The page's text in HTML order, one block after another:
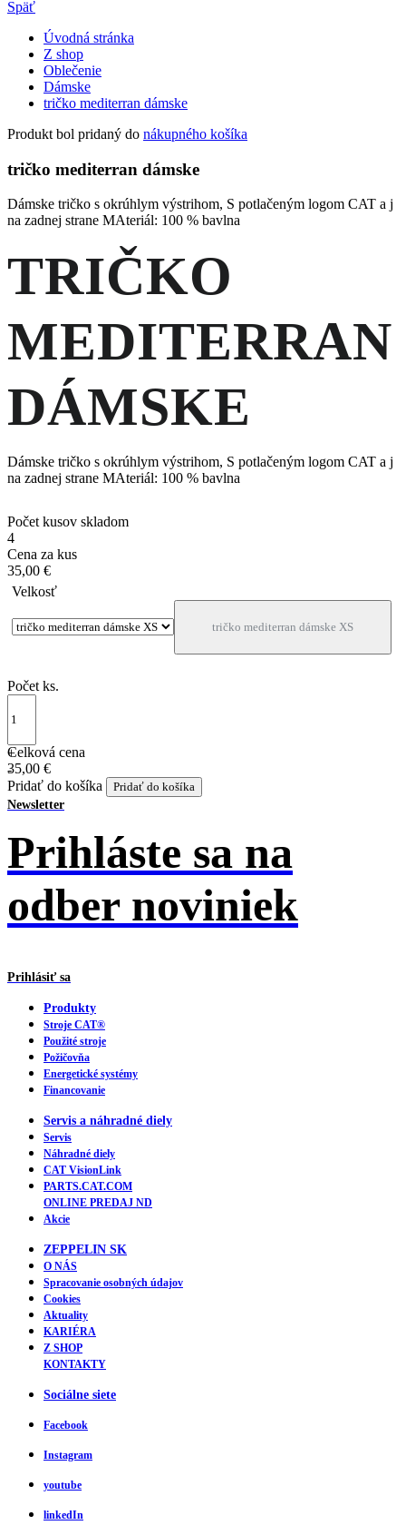
Späť
Úvodná stránka
Z shop
Oblečenie
Dámske
tričko mediterran dámske
Produkt bol pridaný do nákupného košíka
tričko mediterran dámske
Dámske tričko s okrúhlym výstrihom, S potlačeným logom CAT a j
na zadnej strane MAteriál: 100 % bavlna
TRIČKO
MEDITERRAN
DÁMSKE
Dámske tričko s okrúhlym výstrihom, S potlačeným logom CAT a j
na zadnej strane MAteriál: 100 % bavlna
Počet kusov skladom
4
Cena za kus
35,00 €
Velkosť
tričko mediterran dámske XS
Počet ks.
+
-
Celková cena
35,00 €
Pridať do košíka
Newsletter
Prihláste sa na
odber noviniek
Prihlásiť sa
Produkty
Stroje CAT®
Použité stroje
Požičovňa
Energetické systémy
Financovanie
Servis a náhradné diely
Servis
Náhradné diely
CAT VisionLink
PARTS.CAT.COM
ONLINE PREDAJ ND
Akcie
ZEPPELIN SK
O NÁS
Spracovanie osobných údajov
Cookies
Aktuality
KARIÉRA
Z SHOP
KONTAKTY
Sociálne siete
Facebook
Instagram
youtube
linkedIn